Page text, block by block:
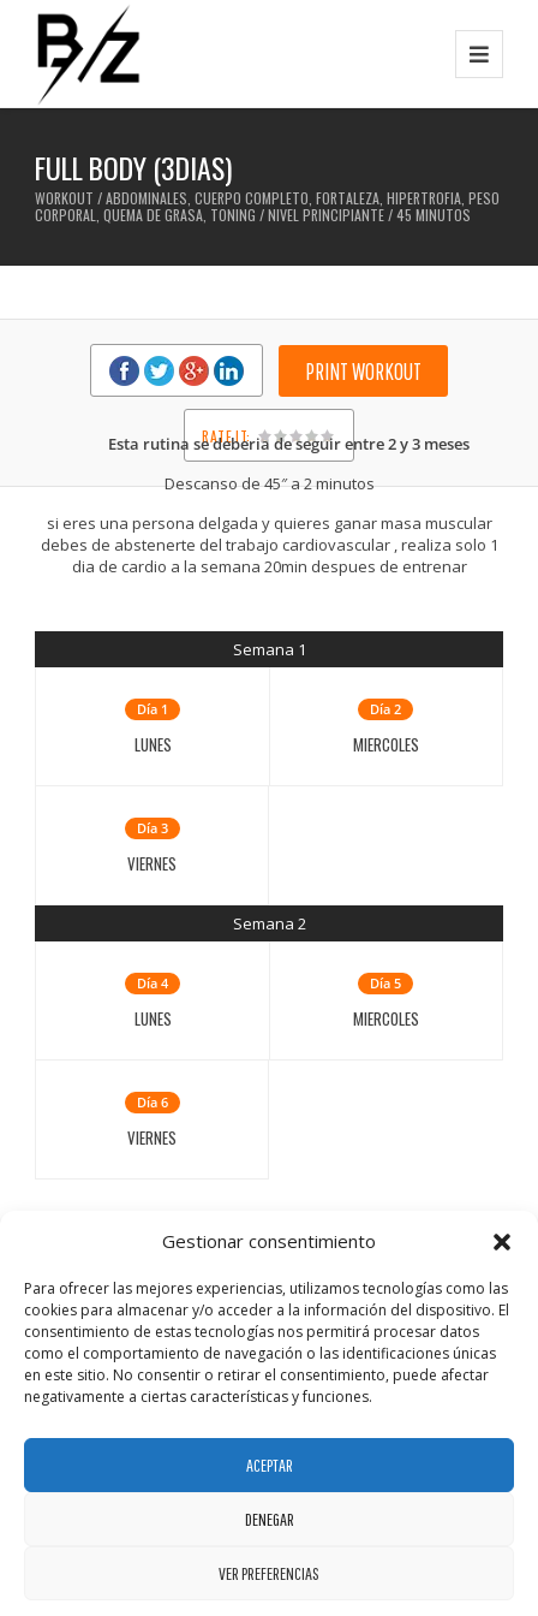
Gestionar consentimiento
Para ofrecer las mejores experiencias, utilizamos tecnologías como las
cookies para almacenar y/o acceder a la información del dispositivo. El
consentimiento de estas tecnologías nos permitirá procesar datos
como el comportamiento de navegación o las identificaciones únicas
en este sitio. No consentir o retirar el consentimiento, puede afectar
negativamente a ciertas características y funciones.
ACEPTAR
DENEGAR
VER PREFERENCIAS
FULL BODY (3DIAS)
WORKOUT / ABDOMINALES, CUERPO COMPLETO, FORTALEZA, HIPERTROFIA, PESO
CORPORAL, QUEMA DE GRASA, TONING / NIVEL PRINCIPIANTE / 45 MINUTOS
PRINT WORKOUT
RATE IT:
1
2
3
4
5
Esta rutina se deberia de seguir entre 2 y 3 meses
Descanso de 45″ a 2 minutos
si eres una persona delgada y quieres ganar masa muscular
debes de abstenerte del trabajo cardiovascular , realiza solo 1
dia de cardio a la semana 20min despues de entrenar
Semana 1
Día 1
LUNES
Día 2
MIERCOLES
Día 3
VIERNES
Semana 2
Día 4
LUNES
Día 5
MIERCOLES
Día 6
VIERNES